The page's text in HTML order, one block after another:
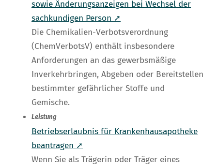
sowie Änderungsanzeigen bei Wechsel der
sachkundigen Person ➚
Die Chemikalien-Verbotsverordnung
(ChemVerbotsV) enthält insbesondere
Anforderungen an das gewerbsmäßige
Inverkehrbringen, Abgeben oder Bereitstellen
bestimmter gefährlicher Stoffe und
Gemische.
Leistung
Betriebserlaubnis für Krankenhausapotheke
beantragen ➚
Wenn Sie als Trägerin oder Träger eines